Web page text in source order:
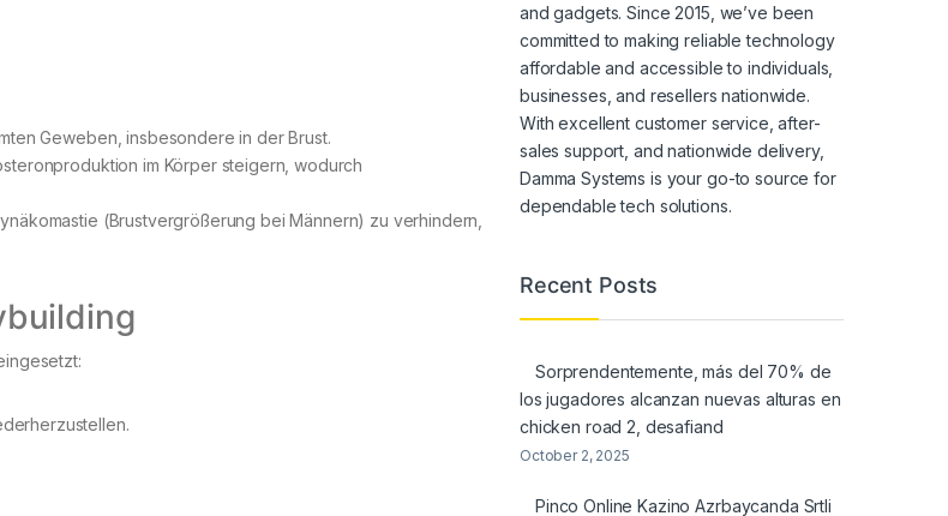
Geweben, insbesondere in der Brust.
im Körper steigern, wodurch
(Brustvergrößerung bei Männern) zu verhindern,
and gadgets. Since 2015, we’ve been
committed to making reliable technology
affordable and accessible to individuals,
businesses, and resellers nationwide.
With excellent customer service, after-
sales support, and nationwide delivery,
Damma Systems is your go-to source for
dependable tech solutions.
Recent Posts
Sorprendentemente, más del 70% de
los jugadores alcanzan nuevas alturas en
chicken road 2, desafiand
October 2, 2025
Pinco Online Kazino Azrbaycanda Srtli